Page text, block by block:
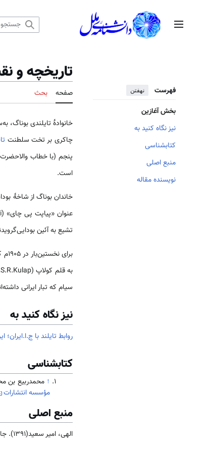
منوی اصلی
فهرست نهفتن
بخش آغازین
نیز نگاه کنید به
کتابشناسی
منبع اصلی
نویسنده مقاله
تاریخچه و
صفحه بحث
خانوادهٔ تایلندی بوناگ،
چاکری بر تخت سلطنت
پنجم (با خطاب
است.
عنوان «پیاپت پی چای» (Paya Petpichai) در معبد «پراپوت هاپات» (Pra Putthabat) به‌همراه گروه کثیری از بازماندگان مهاجر ایرانی در
تشیع به آئین
برای نخستین‌بار در ۱۹۰۵م کتابی با عنوان خاندان‌های دولتی بزرگ (
به قلم کولاپ (K.S.R.Kulap) در
سیام که تبار ایرانی
نیز نگاه کنید به
روابط تایلند با ج.ا.ایران؛
کتابشناسی
↑ محمدربیع بن محمدابراهیم (۱۳۵۶). سفینه سلیمانی (سفرنامه
مؤسسه انتشارات
منبع اصلی
الهی، امیر سعید(1391). جامعه و فرهنگ